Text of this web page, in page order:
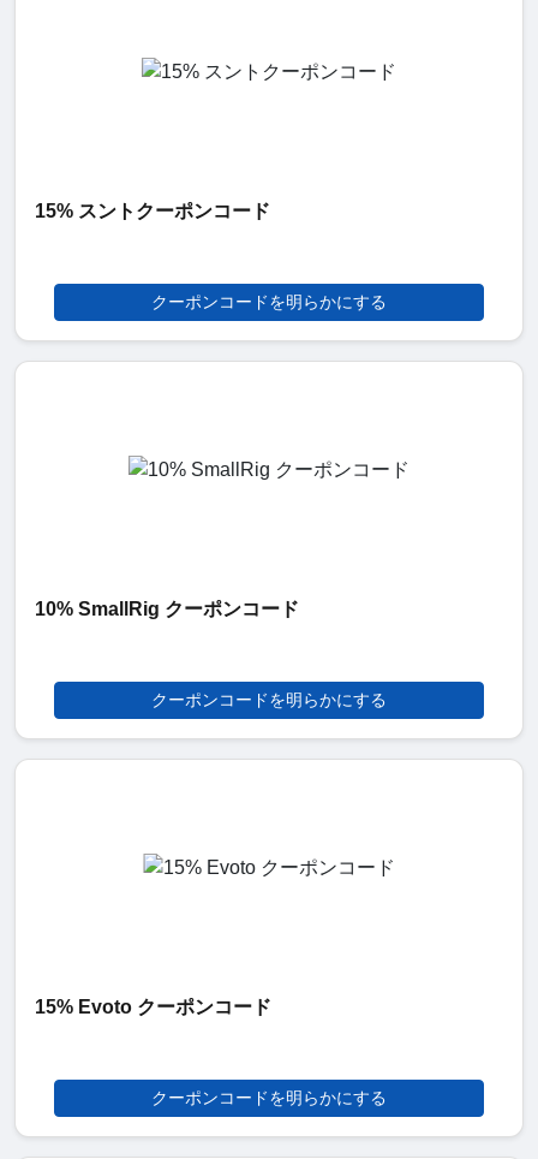
15% スントクーポンコード
クーポンコードを明らかにする
10% SmallRig クーポンコード
クーポンコードを明らかにする
15% Evoto クーポンコード
クーポンコードを明らかにする